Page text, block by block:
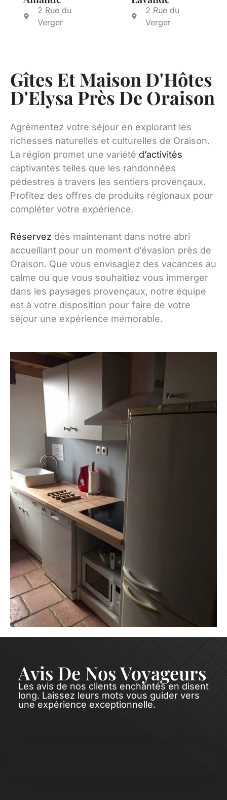
2 Rue du
Verger
2 Rue du
Verger
Gîtes Et Maison D'Hôtes
D'Elysa Près De Oraison
Agrémentez votre séjour en explorant les
richesses naturelles et culturelles de Oraison.
La région promet une variété d’activités
captivantes telles que les randonnées
pédestres à travers les sentiers provençaux.
Profitez des offres de produits régionaux pour
compléter votre expérience.
Réservez dès maintenant dans notre abri
accueillant pour un moment d’évasion près de
Oraison. Que vous envisagiez des vacances au
calme ou que vous souhaitiez vous immerger
dans les paysages provençaux, notre équipe
est à votre disposition pour faire de votre
séjour une expérience mémorable.
Avis De Nos Voyageurs
Les avis de nos clients enchantés en disent
long. Laissez leurs mots vous guider vers
une expérience exceptionnelle.